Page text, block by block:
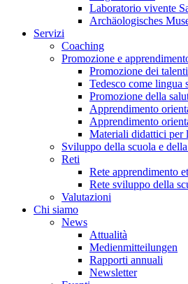
Laboratorio vivente
Archäologisches
Servizi
Coaching
Promozione e
Promozione dei talenti
Tedesco come lingua
Promozione della
Apprendimento
Apprendimento
Materiali didattici per
Sviluppo della scuola e
Reti
Rete apprendimento
Rete sviluppo della
Valutazioni
Chi siamo
News
Attualità
Medienmitteilungen
Rapporti annuali
Newsletter